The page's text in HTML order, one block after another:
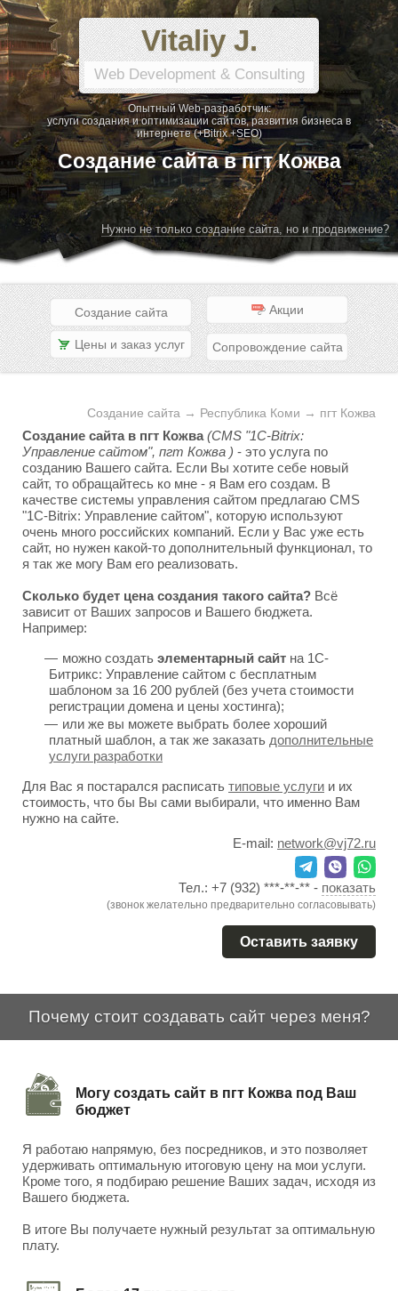
Vitaliy J.
Web Development & Consulting
Опытный Web-разработчик:
услуги создания и оптимизации сайтов, развития бизнеса в
интернете (+Bitrix +SEO)
Создание сайта в пгт Кожва
Нужно не только создание сайта, но и продвижение?
Создание сайта Акции
Цены и заказ услуг Сопровождение сайта
Создание сайта → Республика Коми → пгт Кожва
Создание сайта в пгт Кожва (CMS "1C-Bitrix:
Управление сайтом", пгт Кожва ) - это услуга по
созданию Вашего сайта. Если Вы хотите себе новый
сайт, то обращайтесь ко мне - я Вам его создам. В
качестве системы управления сайтом предлагаю CMS
"1C-Bitrix: Управление сайтом", которую используют
очень много российских компаний. Если у Вас уже есть
сайт, но нужен какой-то дополнительный функционал, то
я так же могу Вам его реализовать.
Сколько будет цена создания такого сайта? Всё
зависит от Ваших запросов и Вашего бюджета.
Например:
можно создать элементарный сайт на 1С-
Битрикс: Управление сайтом с бесплатным
шаблоном за 16 200 рублей (без учета стоимости
регистрации домена и цены хостинга);
или же вы можете выбрать более хороший
платный шаблон, а так же заказать дополнительные
услуги разработки
Для Вас я постарался расписать типовые услуги и их
стоимость, что бы Вы сами выбирали, что именно Вам
нужно на сайте.
E-mail: network@vj72.ru
Тел.: +7 (932) ***-**-** - показать
(звонок желательно предварительно согласовывать)
Оставить заявку
Почему стоит создавать сайт через меня?
Могу создать сайт в пгт Кожва под Ваш
бюджет
Я работаю напрямую, без посредников, и это позволяет
удерживать оптимальную итоговую цену на мои услуги.
Кроме того, я подбираю решение Ваших задач, исходя из
Вашего бюджета.
В итоге Вы получаете нужный результат за оптимальную
плату.